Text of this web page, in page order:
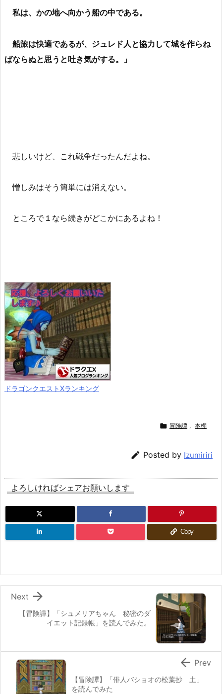
私は、かの地へ向かう船の中である。
船旅は快適であるが、ジュレド人と協力して城を作らね
ばならぬと思うと吐き気がする。」
悲しいけど、これ戦争だったんだよね。
憎しみはそう簡単には消えない。
ところで１なら続きがどこかにあるよね！
ドラゴンクエストXランキング
 冒険譚 , 本棚
 Posted by Izumiriri
よろしければシェアお願いします
Copy
【冒険譚】「シュメリアちゃん 秘密のダ
イエット記録帳」を読んでみた。

Next
【冒険譚】「俳人バショオの松葉抄 土」
を読んでみた
 Prev